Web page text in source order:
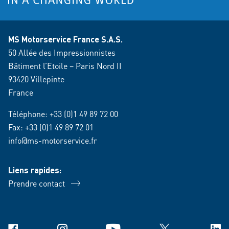
MS Motorservice France S.A.S.
50 Allée des Impressionnistes
Bâtiment l’Etoile – Paris Nord II
93420 Villepinte
France
Téléphone: +33 (0)1 49 89 72 00
Fax: +33 (0)1 49 89 72 01
info@ms-motorservice.fr
Liens rapides:
Prendre contact